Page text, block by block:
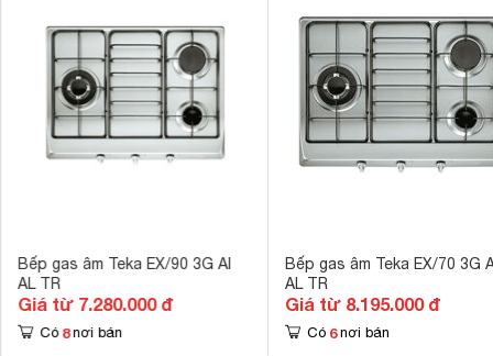
Bếp gas âm Teka EX/90 3G AI
AL TR
Giá từ 7.280.000 đ
Có 8 nơi bán
Bếp gas âm Teka EX/70 3G
AL TR
Giá từ 8.195.000 đ
Có 6 nơi bán